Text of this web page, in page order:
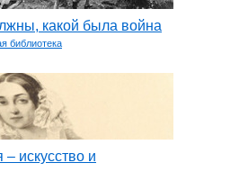
какой была война
библиотека
– искусство и